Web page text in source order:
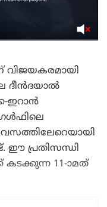
വിജയകരമായി
ദീൻദയാൽ
ഇറാൻ
ഈ പ്രതിസന്ധി
11-ാമത്